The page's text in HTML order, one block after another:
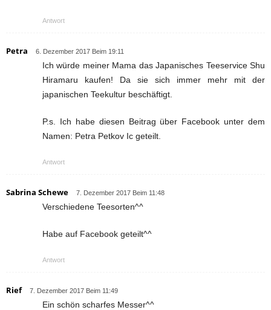
Antwort
Petra 6. Dezember 2017 Beim 19:11
Ich würde meiner Mama das Japanisches Teeservice Shu
Hiramaru kaufen! Da sie sich immer mehr mit der
japanischen Teekultur beschäftigt.
P.s. Ich habe diesen Beitrag über Facebook unter dem
Namen: Petra Petkov Ic geteilt.
Antwort
Sabrina Schewe 7. Dezember 2017 Beim 11:48
Verschiedene Teesorten^^
Habe auf Facebook geteilt^^
Antwort
Rief 7. Dezember 2017 Beim 11:49
Ein schön scharfes Messer^^